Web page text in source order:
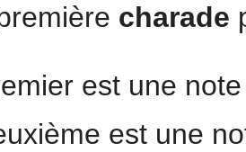
charade
est une
est une